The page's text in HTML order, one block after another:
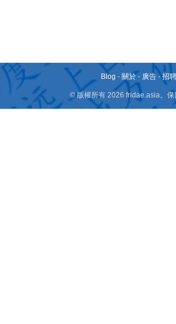
Blog - 關於 - 廣告 -招
© 版權所有 2026 fridae.asia。